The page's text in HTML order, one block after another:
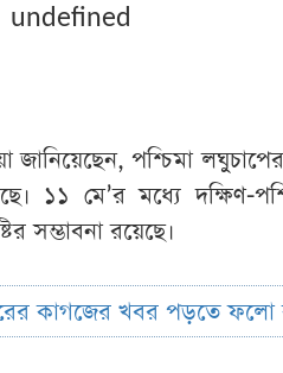
undefined
পশ্চিমা লঘুচাপের
১১ মে’র মধ্যে দক্ষিণ-
সম্ভাবনা রয়েছে।
কাগজের খবর পড়তে